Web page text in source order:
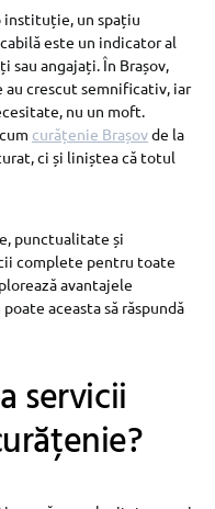
instituție, un spațiu
este un indicator al
angajați. În Brașov,
crescut semnificativ, iar
nu un moft.
curățenie Brașovde la
ci și liniștea că totul
punctualitate și
complete pentru toate
avantajele
aceasta să răspundă
servicii